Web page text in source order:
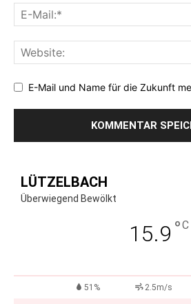
E-Mail und Name für die Zukunft
LÜTZELBACH
Überwiegend Bewölkt
15.9 °C
51% 2.5m/s